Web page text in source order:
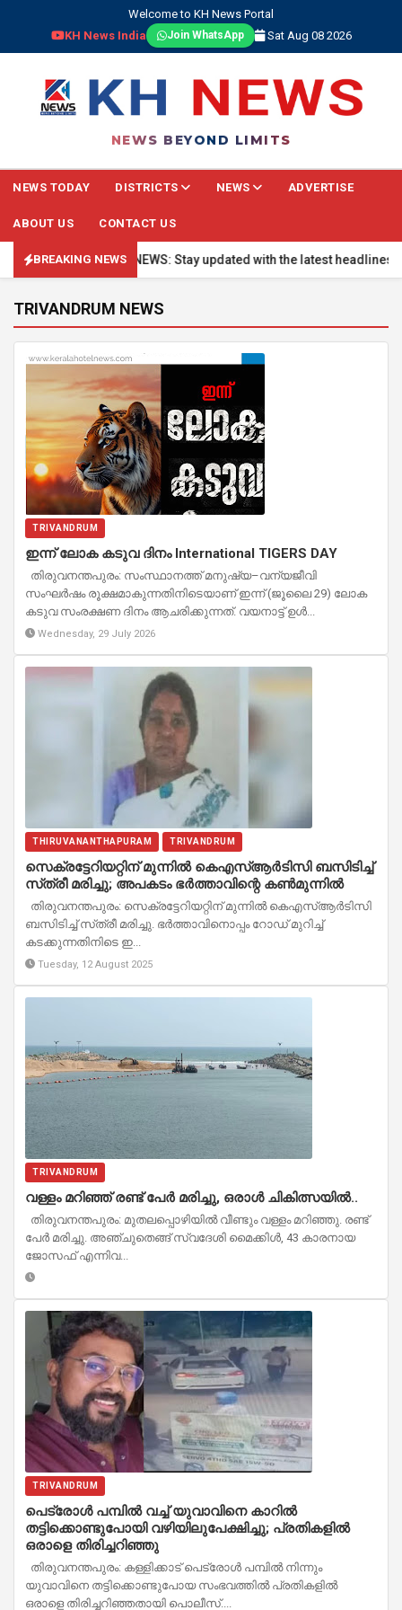
Welcome to KH News Portal
KH News India
Join WhatsApp Sat Aug 08 2026
NEWS BEYOND LIMITS
NEWS TODAY DISTRICTS NEWS ADVERTISE
ABOUT US CONTACT US
BREAKING NEWS
🔴 BREAKING NEWS: Stay updated with the latest headlines,
TRIVANDRUM NEWS
TRIVANDRUM
ഇന്ന് ലോക കടുവ ദിനം International TIGERS DAY
തിരുവനന്തപുരം: സംസ്ഥാനത്ത് മനുഷ്യ–വന്യജീവി
സംഘർഷം രൂക്ഷമാകുന്നതിനിടെയാണ് ഇന്ന് (ജൂലൈ 29) ലോക
കടുവ സംരക്ഷണ ദിനം ആചരിക്കുന്നത്. വയനാട്ട് ഉൾ...
Wednesday, 29 July 2026
THIRUVANANTHAPURAM TRIVANDRUM
സെക്രട്ടേറിയറ്റിന് മുന്നിൽ കെഎസ്‌ആർടിസി ബസിടിച്ച്
സ്‌ത്രീ മരിച്ചു; അപകടം ഭർത്താവിന്റെ കൺമുന്നിൽ
തിരുവനന്തപുരം: സെക്രട്ടേറിയറ്റിന് മുന്നിൽ കെഎസ്‌ആർടിസി
ബസിടിച്ച് സ്‌ത്രീ മരിച്ചു. ഭർത്താവിനൊപ്പം റോഡ് മുറിച്ച്
കടക്കുന്നതിനിടെ ഇ...
Tuesday, 12 August 2025
TRIVANDRUM
വള്ളം മറിഞ്ഞ് രണ്ട് പേര്‍ മരിച്ചു, ഒരാള്‍ ചികിത്സയില്‍..
തിരുവനന്തപുരം: മുതലപ്പൊഴിയില്‍ വീണ്ടും വള്ളം മറിഞ്ഞു. രണ്ട്
പേര്‍ മരിച്ചു. അഞ്ചുതെങ്ങ് സ്വദേശി മൈക്കിള്‍, 43 കാരനായ
ജോസഫ് എന്നിവ...
TRIVANDRUM
പെട്രോൾ പമ്പിൽ വച്ച് യുവാവിനെ കാറിൽ
തട്ടിക്കൊണ്ടുപോയി വഴിയിലുപേക്ഷിച്ചു; പ്രതികളിൽ
ഒരാളെ തിരിച്ചറിഞ്ഞു
തിരുവനന്തപുരം: കള്ളിക്കാട് പെട്രോൾ പമ്പിൽ നിന്നും
യുവാവിനെ തട്ടിക്കൊണ്ടുപോയ സംഭവത്തിൽ പ്രതികളിൽ
ഒരാളെ തിരിച്ചറിഞ്ഞതായി പൊലീസ്....